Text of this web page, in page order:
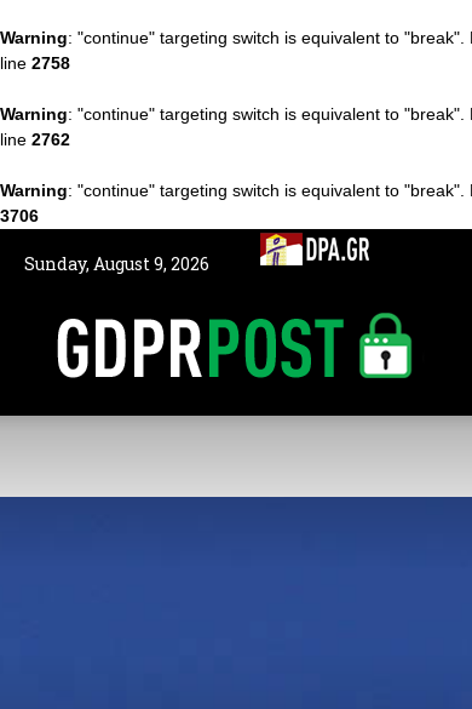
Warning: "continue" targeting switch is equivalent to
line 2758
Warning: "continue" targeting switch is equivalent to
line 2762
Warning: "continue" targeting switch is equivalent to
3706
Sunday, August 9, 2026